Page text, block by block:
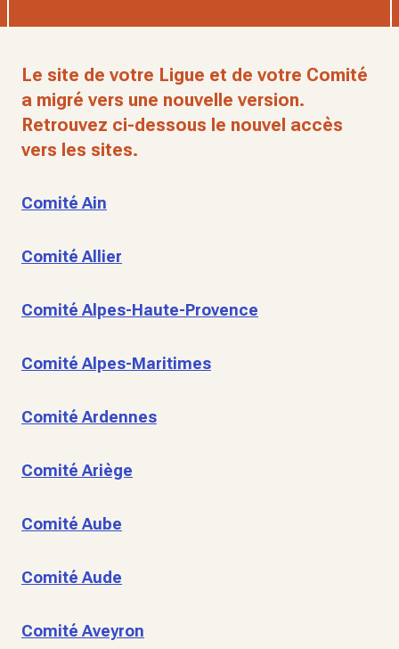
Le site de votre Ligue et de votre Comité
a migré vers une nouvelle version.
Retrouvez ci-dessous le nouvel accès
vers les sites.
Comité Ain
Comité Allier
Comité Alpes-Haute-Provence
Comité Alpes-Maritimes
Comité Ardennes
Comité Ariège
Comité Aube
Comité Aude
Comité Aveyron